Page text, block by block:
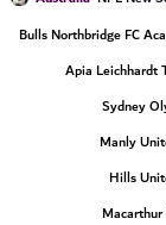
Bulls Northbridge FC
Apia Leichhardt
Sydney
Manly
Hills